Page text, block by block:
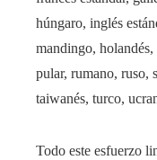
húngaro, inglés
mandingo,
pular, rumano, ruso,
taiwanés, turco,
Todo este esfuerzo